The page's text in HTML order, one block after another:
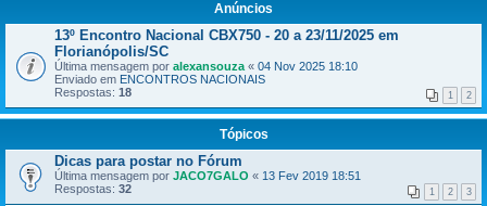
Anúncios
13º Encontro Nacional CBX750 - 20 a 23/11/2025 em
Florianópolis/SC
Última mensagem por alexansouza « 04 Nov 2025 18:10
Enviado em ENCONTROS NACIONAIS
Respostas: 18 1 2
Tópicos
Dicas para postar no Fórum
Última mensagem por JACO7GALO « 13 Fev 2019 18:51
Respostas: 32 1 2 3